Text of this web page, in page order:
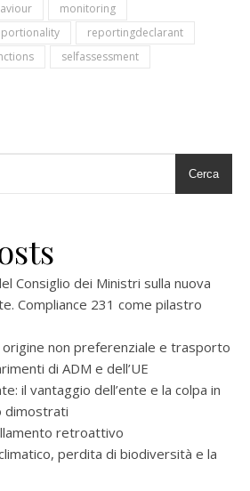
monitoring
reportingdeclarant
selfassessment
Cerca
Consiglio dei Ministri sulla nuova
Compliance 231 come pilastro
origine non preferenziale e trasporto
di ADM e dell’UE
il vantaggio dell’ente e la colpa in
dimostrati
retroattivo
perdita di biodiversità e la